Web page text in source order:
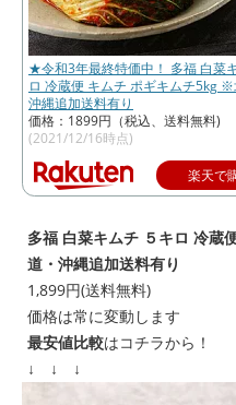
★令和3年最終特価中！ 多福 白菜
ロ 冷蔵便 キムチ ポギキムチ5kg ※
沖縄追加送料有り
価格：1899円（税込、送料無料)
(2021/12/16時点)
楽天で
多福 白菜キムチ ５キロ 冷
道・沖縄追加送料有り
1,899円(送料無料)
価格は常に変動します
最安値比較はコチラから！
↓ ↓ ↓